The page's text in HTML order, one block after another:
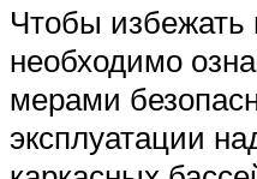
Чтобы избежать
необходимо
мерами
эксплуатации